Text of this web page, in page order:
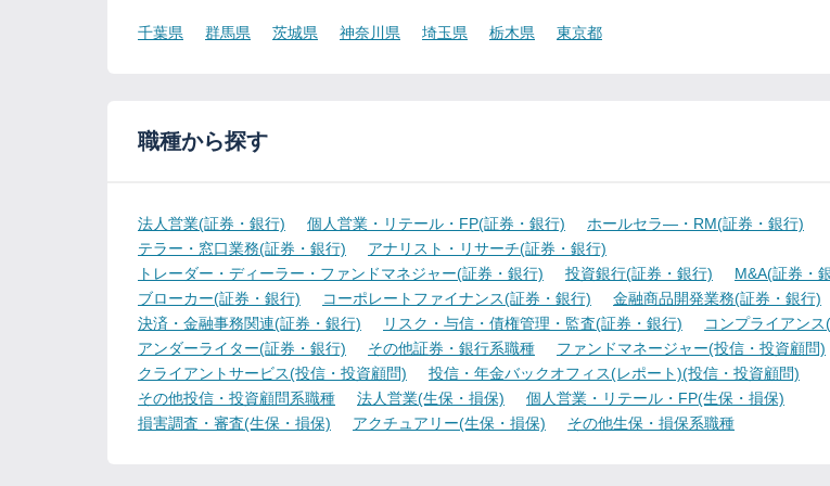
千葉県 群馬県 茨城県 神奈川県 埼玉県 栃木県 東京都
職種から探す
法人営業(証券・銀行) 個人営業・リテール・FP(証券・銀行)
ホールセラ―・RM(証券・銀行)
テラー・窓口業務(証券・銀行)
アナリスト・リサーチ(証券・銀行)
トレーダー・ディーラー・ファンドマネジャー(証券・銀行)
投資銀行(証券・銀行)
M&A(証券・
ブローカー(証券・銀行)
コーポレートファイナンス(証券・銀行)
金融商品開発業務(証券・銀行)
決済・金融事務関連(証券・銀行)
リスク・与信・債権管理・監査(証券・銀行)
コンプライアン
アンダーライター(証券・銀行)
その他証券・銀行系職種
ファンドマネージャー(投信・投資顧問)
クライアントサービス(投信・投資顧問)
投信・年金バックオフィス(レポート)(投信・投資顧問)
その他投信・投資顧問系職種
法人営業(生保・損保)
個人営業・リテール・FP(生保・損保)
損害調査・審査(生保・損保)
アクチュアリー(生保・損保) その他生保・損保系職種